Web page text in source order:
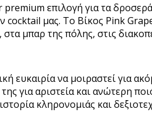
επιλογή για τα
cocktail μας. Το Βίκος Pink
μπαρ της πόλης, στις
ευκαιρία να μοιραστεί για
για αριστεία και ανώτερη
κληρονομιάς και